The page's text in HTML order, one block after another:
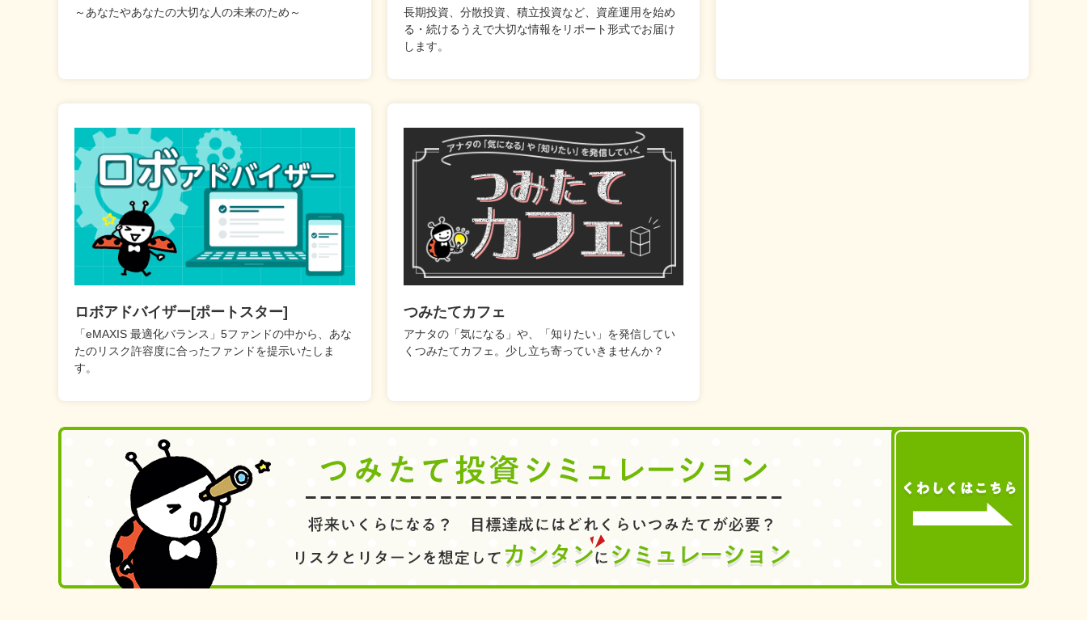
～あなたやあなたの大切な人の未来のため～
長期投資、分散投資、積立投資など、資産運用を始め
る・続けるうえで大切な情報をリポート形式でお届け
します。
ロボアドバイザー[ポートスター]
「eMAXIS 最適化バランス」5ファンドの中から、あな
たのリスク許容度に合ったファンドを提示いたしま
す。
つみたてカフェ
アナタの「気になる」や、「知りたい」を発信してい
くつみたてカフェ。少し立ち寄っていきませんか？